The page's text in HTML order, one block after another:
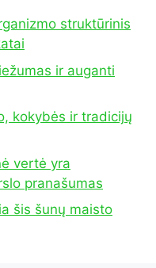
struktūrinis
ir auganti
kokybės ir tradicijų
vertė yra
pranašumas
šis šunų maisto